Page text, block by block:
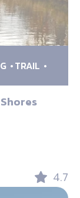
TRAIL
4.7